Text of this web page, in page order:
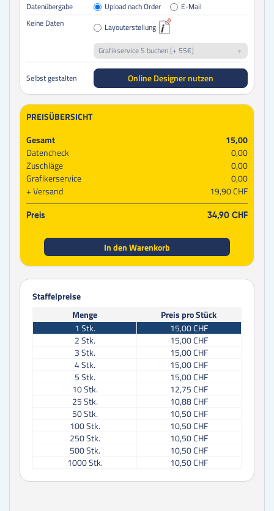
Datenübergabe Upload nach Order
E-Mail
Keine Daten
Layouterstellung
Grafikservice S buchen [+ 55€]
Selbst gestalten Online Designer nutzen
PREISÜBERSICHT
Gesamt
15,00
Datencheck
0,00
Zuschläge
0,00
Grafikerservice
0,00
Versand
19,90 CHF
Preis 34,90 CHF
In den Warenkorb
Staffelpreise
Menge
Preis pro Stück
1 Stk.
15,00 CHF
2Stk.
15,00 CHF
3Stk.
15,00 CHF
4Stk.
15,00 CHF
5Stk.
15,00 CHF
10Stk.
12,75 CHF
25Stk.
10,88 CHF
50Stk.
10,50 CHF
100Stk.
10,50 CHF
250Stk.
10,50 CHF
500Stk.
10,50 CHF
1000Stk. 10,50 CHF